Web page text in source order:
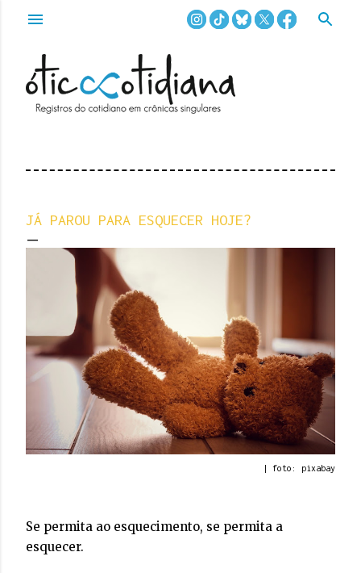
Pular para o conteúdo principal
JÁ PAROU PARA ESQUECER HOJE?
| foto: pixabay
Se permita ao esquecimento, se permita a
esquecer.